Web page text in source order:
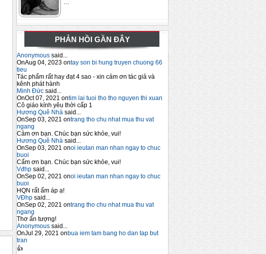
PHẢN HỒI GẦN ĐÂY
Anonymous said...
OnAug 04, 2023 ontay son bi hung truyen chuong 66
tieu
Tác phẩm rất hay đạt 4 sao - xin cảm ơn tác giả và
kênh phát hành
Minh Đức said...
OnOct 07, 2021 ontim lai tuoi tho tho nguyen thi xuan
Cô giáo kính yêu thời cấp 1
Hương Quê Nhà said...
OnSep 03, 2021 ontrang tho chu nhat mua thu vat
ngang
Cảm ơn bạn. Chúc bạn sức khỏe, vui!
Hương Quê Nhà said...
OnSep 03, 2021 onoi ieutan man nhan ngay to chuc
buoi
Cẩm ơn bạn. Chúc bạn sức khỏe, vui!
Vđhp said...
OnSep 02, 2021 onoi ieutan man nhan ngay to chuc
buoi
HQN rất ấm áp ạ!
VĐhp said...
OnSep 02, 2021 ontrang tho chu nhat mua thu vat
ngang
Thơ ấn tượng!
Anonymous said...
OnJul 29, 2021 onbua iem tam bang ho dan tap but
tran
👍